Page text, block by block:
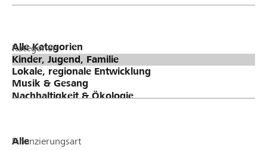
Kategorien
Finanzierungsart